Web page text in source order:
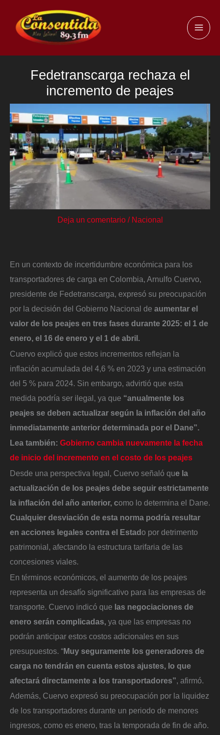
contenido
Fedetranscarga rechaza el
incremento de peajes
Deja un comentario / Nacional
En un contexto de incertidumbre económica para los
transportadores de carga en Colombia, Arnulfo Cuervo,
presidente de Fedetranscarga, expresó su preocupación
por la decisión del Gobierno Nacional de aumentar el
valor de los peajes en tres fases durante 2025: el 1 de
enero, el 16 de enero y el 1 de abril.
Cuervo explicó que estos incrementos reflejan la
inflación acumulada del 4,6 % en 2023 y una estimación
del 5 % para 2024. Sin embargo, advirtió que esta
medida podría ser ilegal, ya que “anualmente los
peajes se deben actualizar según la inflación del año
inmediatamente anterior determinada por el Dane”.
Lea también: Gobierno cambia nuevamente la fecha
de inicio del incremento en el costo de los peajes
Desde una perspectiva legal, Cuervo señaló que la
actualización de los peajes debe seguir estrictamente
la inflación del año anterior, como lo determina el Dane.
Cualquier desviación de esta norma podría resultar
en acciones legales contra el Estado por detrimento
patrimonial, afectando la estructura tarifaria de las
concesiones viales.
En términos económicos, el aumento de los peajes
representa un desafío significativo para las empresas de
transporte. Cuervo indicó que las negociaciones de
enero serán complicadas, ya que las empresas no
podrán anticipar estos costos adicionales en sus
presupuestos. “Muy seguramente los generadores de
carga no tendrán en cuenta estos ajustes, lo que
afectará directamente a los transportadores” , afirmó.
Además, Cuervo expresó su preocupación por la liquidez
de los transportadores durante un periodo de menores
ingresos, como es enero, tras la temporada de fin de año.